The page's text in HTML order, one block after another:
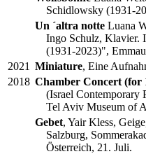
Schidlowsky (1931-
Un ´altra notte Luana
Ingo Schulz, Klavier.
(1931-2023)",
2021 Miniature, Eine
2018 Chamber Concert (for
(Israel Contemporary
Tel Aviv Museum of
Gebet, Yair Kless,
Salzburg,
Österreich, 21. Juli.